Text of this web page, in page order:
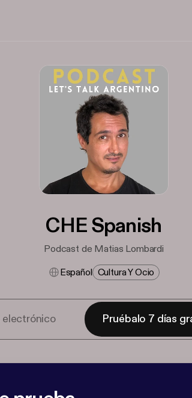
CHE Spanish
Podcast de Matias Lombardi
Español Cultura Y Ocio
Pruébalo 7 días